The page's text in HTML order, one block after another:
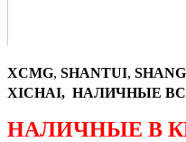
XCMG, SHANTUI,
XICHAI, НАЛИЧНЫЕ
НАЛИЧНЫЕ В